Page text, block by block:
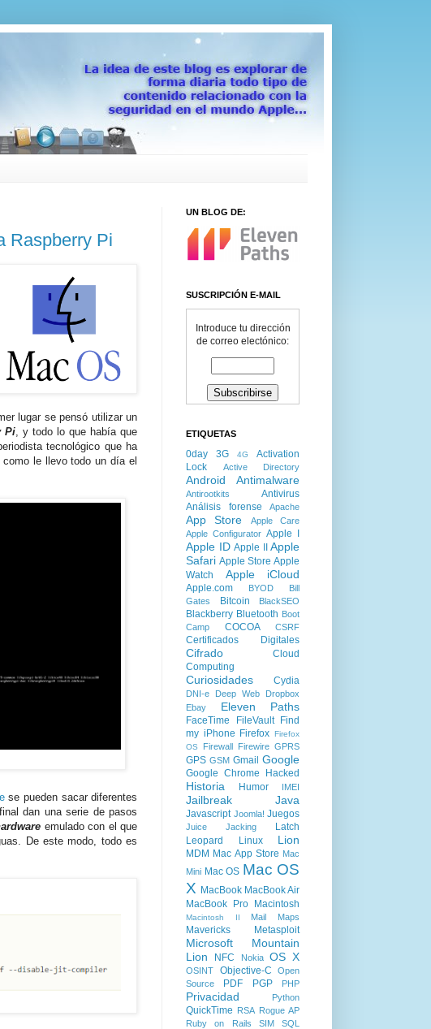
Raspberry Pi
lugar se pensó utilizar un
Pi, y todo lo que había que
tecnológico que ha
le llevo todo un día el
se pueden sacar diferentes
dan una serie de pasos
emulado con el que
De este modo, todo es
UN BLOG DE:
SUSCRIPCIÓN E-MAIL
Introduce tu dirección
de correo electónico:
ETIQUETAS
0day 3G 4G
Activation
Lock
Active Directory
Android Antimalware
Antirootkits
Antivirus
Análisis forense
Apache
App Store
Apple Care
Apple Configurator Apple I
Apple ID Apple II
Apple
Safari Apple Store Apple
Watch
Apple iCloud
Apple.com BYOD
Bill
Gates
Bitcoin BlackSEO
Blackberry Bluetooth Boot
Camp
COCOA CSRF
Certificados Digitales
Cifrado
Cloud
Computing
Curiosidades Cydia
DNI-e Deep Web
Dropbox
Ebay
Eleven Paths
FaceTime FileVault
Find
my iPhone Firefox Firefox
OS
Firewall Firewire GPRS
GPS GSM Gmail Google
Google Chrome Hacked
Historia Humor IMEI
Jailbreak Java
Javascript Joomla! Juegos
Juice Jacking
Latch
Leopard
Linux Lion
MDM Mac App Store Mac
Mini Mac OS Mac OS
X MacBook MacBook Air
MacBook Pro
Macintosh
Macintosh II Mail Maps
Mavericks Metasploit
Microsoft
Mountain
Lion
NFC Nokia OS X
OSINT Objective-C
Open
Source
PDF PGP PHP
Privacidad Python
QuickTime RSA Rogue AP
Ruby on Rails
SIM
SQL